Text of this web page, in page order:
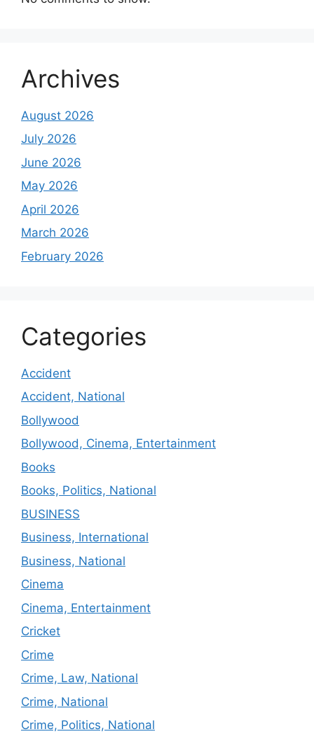
Archives
August 2026
July 2026
June 2026
May 2026
April 2026
March 2026
February 2026
Categories
Accident
Accident, National
Bollywood
Bollywood, Cinema, Entertainment
Books
Books, Politics, National
BUSINESS
Business, International
Business, National
Cinema
Cinema, Entertainment
Cricket
Crime
Crime, Law, National
Crime, National
Crime, Politics, National